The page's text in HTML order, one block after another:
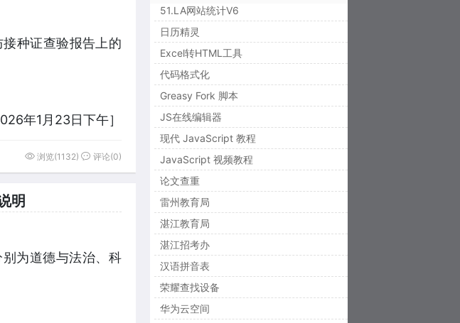
种证查验报告上的
年1月23日下午］
浏览(1132) 评论(0)
明
为道德与法治、科
51.LA网站统计V6
日历精灵
Excel转HTML工具
代码格式化
Greasy Fork 脚本
JS在线编辑器
现代 JavaScript 教程
JavaScript 视频教程
论文查重
雷州教育局
湛江教育局
湛江招考办
汉语拼音表
荣耀查找设备
华为云空间